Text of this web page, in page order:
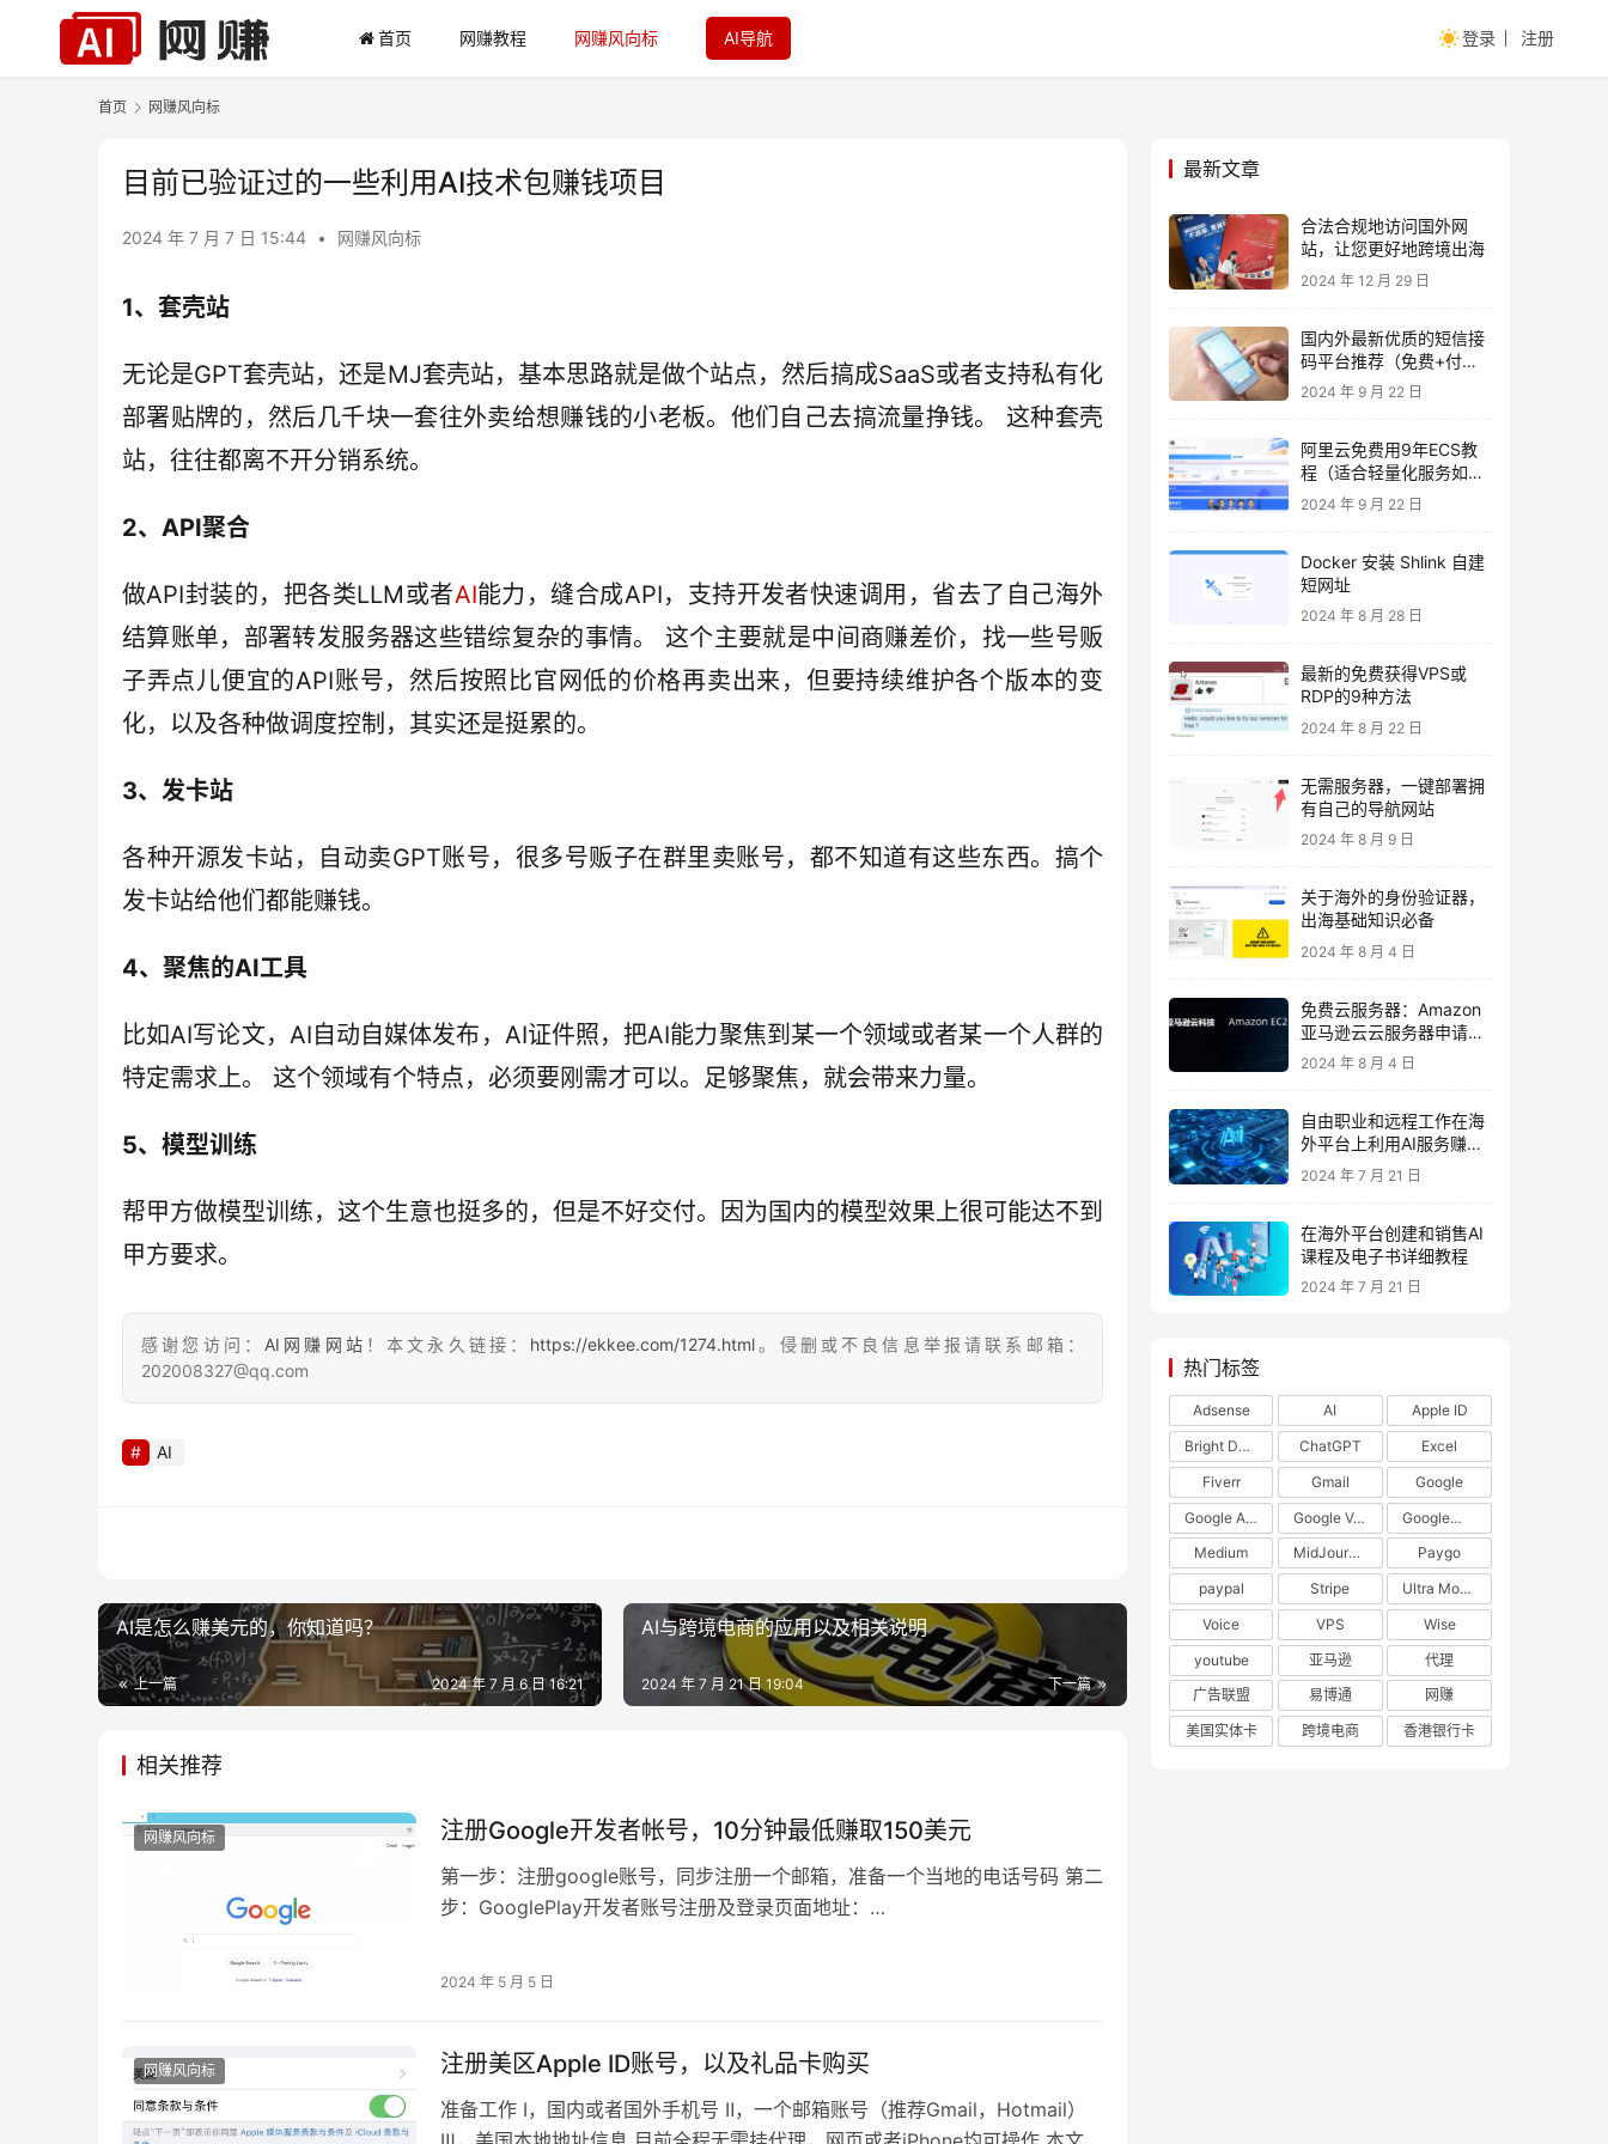
首页 网赚教程 网赚风向标 AI导航 登录 注册
首页 网赚风向标
目前已验证过的一些利用AI技术包赚钱项目
2024 年 7 月 7 日 15:44 • 网赚风向标
1、套壳站
无论是GPT套壳站，还是MJ套壳站，基本思路就是做个站点，然后搞成SaaS或者支持私有化
部署贴牌的，然后几千块一套往外卖给想赚钱的小老板。他们自己去搞流量挣钱。 这种套壳
站，往往都离不开分销系统。
2、API聚合
做API封装的，把各类LLM或者AI能力，缝合成API，支持开发者快速调用，省去了自己海外
结算账单，部署转发服务器这些错综复杂的事情。 这个主要就是中间商赚差价，找一些号贩
子弄点儿便宜的API账号，然后按照比官网低的价格再卖出来，但要持续维护各个版本的变
化，以及各种做调度控制，其实还是挺累的。
3、发卡站
各种开源发卡站，自动卖GPT账号，很多号贩子在群里卖账号，都不知道有这些东西。搞个
发卡站给他们都能赚钱。
4、聚焦的AI工具
比如AI写论文，AI自动自媒体发布，AI证件照，把AI能力聚焦到某一个领域或者某一个人群的
特定需求上。 这个领域有个特点，必须要刚需才可以。足够聚焦，就会带来力量。
5、模型训练
帮甲方做模型训练，这个生意也挺多的，但是不好交付。因为国内的模型效果上很可能达不到
甲方要求。
感谢您访问： AI网赚网站 ！本文永久链接： https://ekkee.com/1274.html。侵删或不良信息举报请联系邮箱：
202008327@qq.com
AI
AI是怎么赚美元的，你知道吗？
上一篇 2024 年 7 月 6 日 16:21
AI与跨境电商的应用以及相关说明
下一篇
2024 年 7 月 21 日 19:04
相关推荐
网赚风向标 注册Google开发者帐号，10分钟最低赚取150美元
第一步：注册google账号，同步注册一个邮箱，准备一个当地的电话号码 第二
步：GooglePlay开发者账号注册及登录页面地址：
2024 年 5 月 5 日
网赚风向标 注册美区Apple ID账号，以及礼品卡购买
准备工作 Ⅰ，国内或者国外手机号 Ⅱ，一个邮箱账号（推荐Gmail，Hotmail）
最新文章
合法合规地访问国外网
站，让您更好地跨境出海
2024 年 12 月 29 日
国内外最新优质的短信接
码平台推荐（免费+付
费）
2024 年 9 月 22 日
阿里云免费用9年ECS教
程（适合轻量化服务如
FRP)
2024 年 9 月 22 日
Docker 安装 Shlink 自建
短网址
2024 年 8 月 28 日
最新的免费获得VPS或
RDP的9种方法
2024 年 8 月 22 日
无需服务器，一键部署拥
有自己的导航网站
2024 年 8 月 9 日
关于海外的身份验证器，
出海基础知识必备
2024 年 8 月 4 日
免费云服务器：Amazon
亚马逊云云服务器申请与
使用教程
2024 年 8 月 4 日
自由职业和远程工作在海
外平台上利用AI服务赚美
元
2024 年 7 月 21 日
在海外平台创建和销售AI
课程及电子书详细教程
2024 年 7 月 21 日
热门标签
Adsense AI
Apple ID
Bright Data
ChatGPT
Excel
Fiverr
Gmail
Google
Google Adsense
Google Voice
Google开发者
Medium
MidJourney
Paygo
paypal
Stripe
Ultra Mobile
Voice
VPS
Wise
youtube
亚马逊
代理
广告联盟
易博通
网赚
美国实体卡
跨境电商 香港银行卡